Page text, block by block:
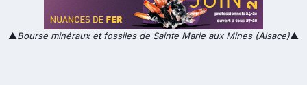
▲Bourse minéraux et fossiles de Sainte Marie aux Mines (Alsace)▲